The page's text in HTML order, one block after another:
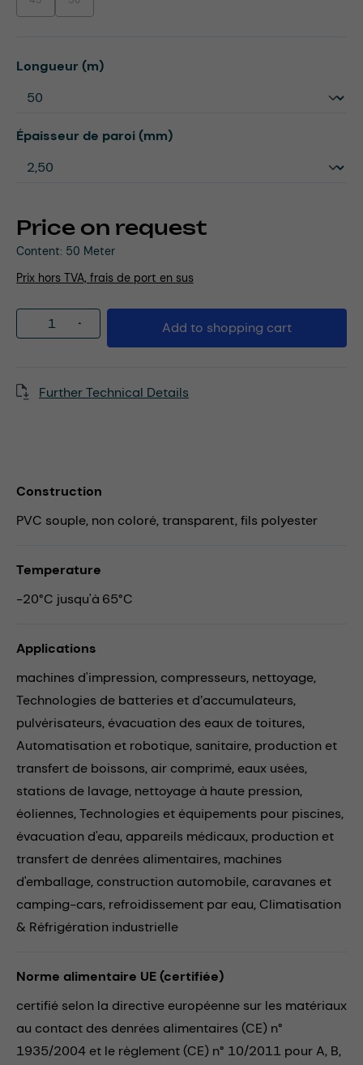
Price on request
Content: 50 Meter
Prix hors TVA, frais de port en sus
(This option is currently unavailable.)
(This option is currently unavailable.)
Select
Longueur (m)
Select
Épaisseur de paroi (mm)
Product Quantity: Enter the desired
Add to shopping cart
Further Technical Details
Construction
PVC souple, non coloré, transparent, fils polyester
Temperature
-20°C jusqu'à 65°C
Applications
machines d'impression, compresseurs, nettoyage,
Technologies de batteries et d’accumulateurs,
pulvérisateurs, évacuation des eaux de toitures,
Automatisation et robotique, sanitaire, production et
transfert de boissons, air comprimé, eaux usées,
stations de lavage, nettoyage à haute pression,
éoliennes,Technologies et équipements pour piscines,
évacuation d'eau, appareils médicaux, production et
transfert de denrées alimentaires, machines
d'emballage, construction automobile, caravanes et
camping-cars, refroidissement par eau, Climatisation
& Réfrigération industrielle
Norme alimentaire UE (certifiée)
certifié selon la directive européenne sur les matériaux
au contact des denrées alimentaires (CE) n°
1935/2004 et le règlement (CE) n° 10/2011 pour A, B,